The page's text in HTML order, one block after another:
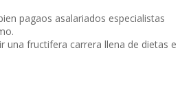
pagaos asalariados especialistas
una fructifera carrera llena de dietas e